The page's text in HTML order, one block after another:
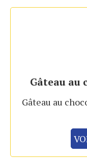
Gâteau
Gâteau au